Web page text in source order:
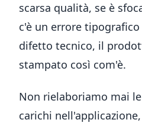
scarsa qualità, se è
c'è un errore
difetto tecnico, il
stampato così com'è.
Non rielaboriamo mai
carichi